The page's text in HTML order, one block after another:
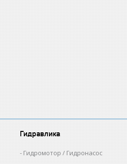
Гидравлика
Гидромотор / Гидронасос